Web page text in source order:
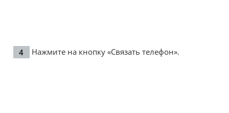
Нажмите на кнопку «Связать телефон».